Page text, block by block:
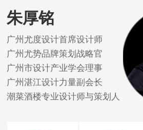
朱厚铭
广州尤度设计首席设计师
广州尤势品牌策划战略官
广州市设计产业学会理事
广州湛江设计力量副会长
潮菜酒楼专业设计师与策划人